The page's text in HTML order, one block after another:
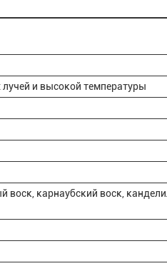
и высокой температуры
воск, карнаубский воск,